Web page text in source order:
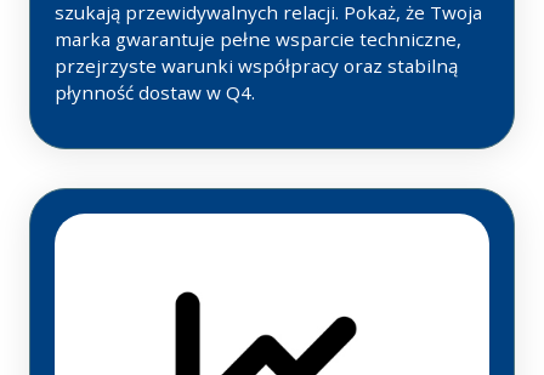
szukają przewidywalnych relacji. Pokaż, że Twoja
marka gwarantuje pełne wsparcie techniczne,
przejrzyste warunki współpracy oraz stabilną
płynność dostaw w Q4.